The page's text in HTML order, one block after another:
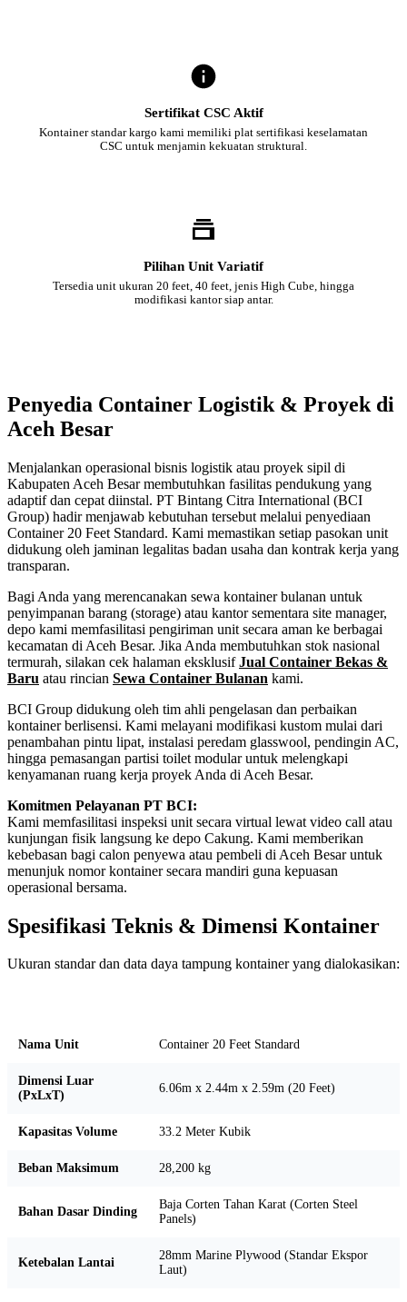
Sertifikat CSC Aktif
Kontainer standar kargo kami memiliki plat sertifikasi keselamatan
CSC untuk menjamin kekuatan struktural.
Pilihan Unit Variatif
Tersedia unit ukuran 20 feet, 40 feet, jenis High Cube, hingga
modifikasi kantor siap antar.
Penyedia Container Logistik & Proyek di
Aceh Besar
Menjalankan operasional bisnis logistik atau proyek sipil di
Kabupaten Aceh Besar membutuhkan fasilitas pendukung yang
adaptif dan cepat diinstal. PT Bintang Citra International (BCI
Group) hadir menjawab kebutuhan tersebut melalui penyediaan
Container 20 Feet Standard. Kami memastikan setiap pasokan unit
didukung oleh jaminan legalitas badan usaha dan kontrak kerja yang
transparan.
Bagi Anda yang merencanakan sewa kontainer bulanan untuk
penyimpanan barang (storage) atau kantor sementara site manager,
depo kami memfasilitasi pengiriman unit secara aman ke berbagai
kecamatan di Aceh Besar. Jika Anda membutuhkan stok nasional
termurah, silakan cek halaman eksklusifJual Container Bekas &
Baru atau rincian Sewa Container Bulanan kami.
BCI Group didukung oleh tim ahli pengelasan dan perbaikan
kontainer berlisensi. Kami melayani modifikasi kustom mulai dari
penambahan pintu lipat, instalasi peredam glasswool, pendingin AC,
hingga pemasangan partisi toilet modular untuk melengkapi
kenyamanan ruang kerja proyek Anda di Aceh Besar.
Komitmen Pelayanan PT BCI:
Kami memfasilitasi inspeksi unit secara virtual lewat video call atau
kunjungan fisik langsung ke depo Cakung. Kami memberikan
kebebasan bagi calon penyewa atau pembeli di Aceh Besar untuk
menunjuk nomor kontainer secara mandiri guna kepuasan
operasional bersama.
Spesifikasi Teknis & Dimensi Kontainer
Ukuran standar dan data daya tampung kontainer yang dialokasikan:
Nama Unit Container 20 Feet Standard
Dimensi Luar
(PxLxT)
6.06m x 2.44m x 2.59m (20 Feet)
Kapasitas Volume 33.2 Meter Kubik
Beban Maksimum 28,200 kg
Bahan Dasar Dinding
Baja Corten Tahan Karat (Corten Steel
Panels)
Ketebalan Lantai
28mm Marine Plywood (Standar Ekspor
Laut)